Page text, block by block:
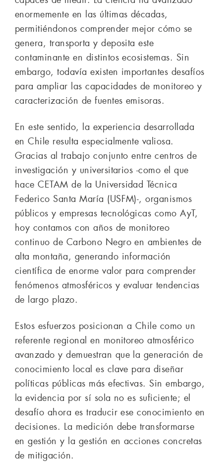
enormemente en las últimas décadas,
permitiéndonos comprender mejor cómo se
genera, transporta y deposita este
contaminante en distintos ecosistemas. Sin
embargo, todavía existen importantes desafíos
para ampliar las capacidades de monitoreo y
caracterización de fuentes emisoras.
En este sentido, la experiencia desarrollada
en Chile resulta especialmente valiosa.
Gracias al trabajo conjunto entre centros de
investigación y universitarios -como el que
hace CETAM de la Universidad Técnica
Federico Santa María (USFM)-, organismos
públicos y empresas tecnológicas como AyT,
hoy contamos con años de monitoreo
continuo de Carbono Negro en ambientes de
alta montaña, generando información
científica de enorme valor para comprender
fenómenos atmosféricos y evaluar tendencias
de largo plazo.
Estos esfuerzos posicionan a Chile como un
referente regional en monitoreo atmosférico
avanzado y demuestran que la generación de
conocimiento local es clave para diseñar
políticas públicas más efectivas. Sin embargo,
la evidencia por sí sola no es suficiente; el
desafío ahora es traducir ese conocimiento en
decisiones. La medición debe transformarse
en gestión y la gestión en acciones concretas
de mitigación.